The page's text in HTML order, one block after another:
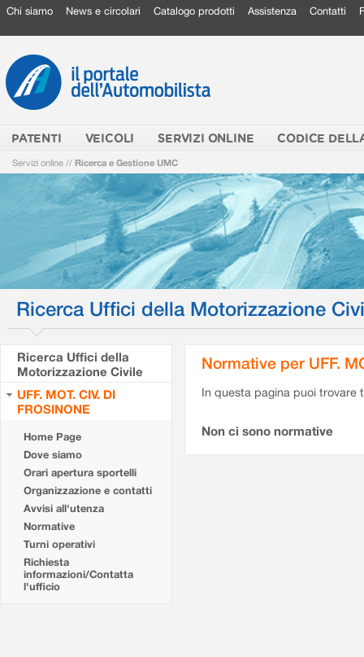
Chi siamo News e circolari Catalogo prodotti Assistenza Contatti
PATENTI VEICOLI SERVIZI ONLINE CODICE
Servizi online // Ricerca e Gestione UMC
Ricerca Uffici della Motorizzazione
Ricerca Uffici della
Motorizzazione Civile
UFF. MOT. CIV. DI
FROSINONE
Home Page
Dove siamo
Orari apertura sportelli
Organizzazione e contatti
Avvisi all'utenza
Normative
Turni operativi
Richiesta
informazioni/Contatta
l'ufficio
Normative per UFF.
In questa pagina puoi
Non ci sono normative